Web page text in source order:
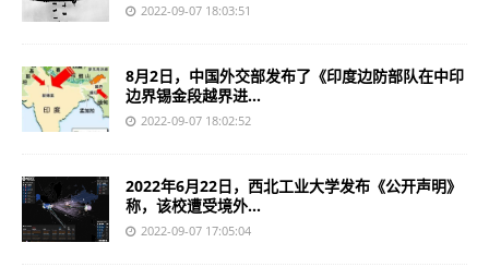
2022-09-07 18:03:51
8月2日，中国外交部发布了《印度边防部队在中印
边界锡金段越界进...
2022-09-07 18:02:52
2022年6月22日，西北工业大学发布《公开声明》
称，该校遭受境外...
2022-09-07 17:05:04